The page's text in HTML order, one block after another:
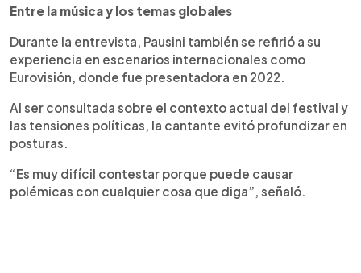
Entre la música y los temas globales
Durante la entrevista, Pausini también se refirió a su
experiencia en escenarios internacionales como
Eurovisión, donde fue presentadora en 2022.
Al ser consultada sobre el contexto actual del festival y
las tensiones políticas, la cantante evitó profundizar en
posturas.
“Es muy difícil contestar porque puede causar
polémicas con cualquier cosa que diga”, señaló.